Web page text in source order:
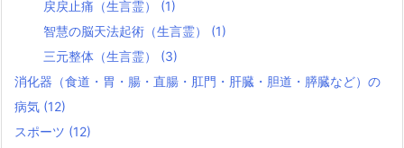
戻戻止痛（生言霊） (1)
智慧の脳天法起術（生言霊） (1)
三元整体（生言霊） (3)
消化器（食道・胃・腸・直腸・肛門・肝臓・胆道・膵臓など）の
病気 (12)
スポーツ (12)